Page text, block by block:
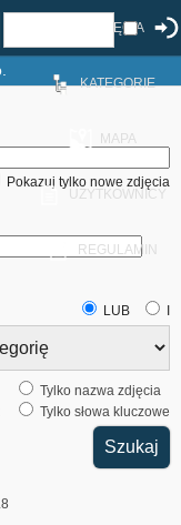
ZDJĘCIA
KATEGORIE
MAPA
UŻYTKOWNICY
REGULAMIN
Pokazuj tylko nowe zdjęcia
LUB
Tylko nazwa zdjęcia
Tylko słowa kluczowe